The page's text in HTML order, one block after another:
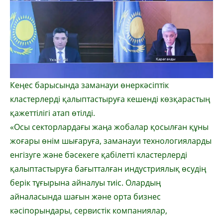
Кеңес барысында заманауи өнеркәсіптік
кластерлерді қалыптастыруға кешенді көзқарастың
қажеттілігі атап өтілді.
«Осы секторлардағы жаңа жобалар қосылған құны
жоғары өнім шығаруға, заманауи технологияларды
енгізуге және бәсекеге қабілетті кластерлерді
қалыптастыруға бағытталған индустриялық өсудің
берік тұғырына айналуы тиіс. Олардың
айналасында шағын және орта бизнес
кәсіпорындары, сервистік компаниялар,